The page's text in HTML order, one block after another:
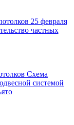
25 февраля
частных
Схема
системой